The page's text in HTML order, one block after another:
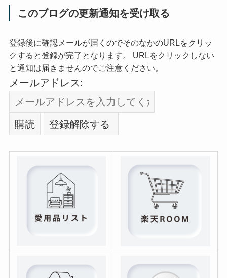
このブログの更新通知を受け取る
登録後に確認メールが届くのでそのなかのURLをクリッ
クすると登録が完了となります。 URLをクリックしない
と通知は届きませんのでご注意ください。
メールアドレス: